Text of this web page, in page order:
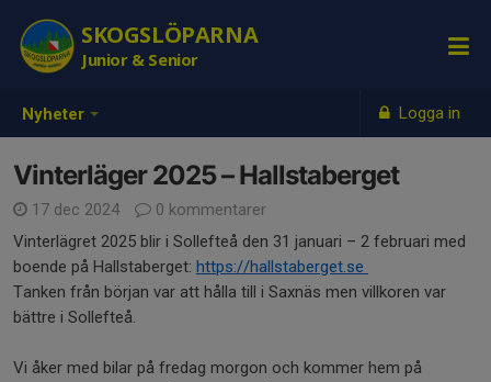
Nyheter Logga in
SKOGSLÖPARNA
Junior & Senior
Vinterläger 2025 – Hallstaberget
17 dec 2024
0 kommentarer
Vinterlägret 2025 blir i Sollefteå den 31 januari – 2 februari med
boende på Hallstaberget: https://hallstaberget.se
Tanken från början var att hålla till i Saxnäs men villkoren var
bättre i Sollefteå.
Vi åker med bilar på fredag morgon och kommer hem på